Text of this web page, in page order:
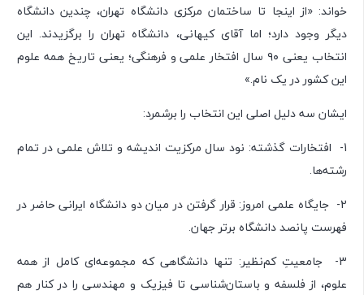
خواند: «از اینجا تا ساختمان مرکزی دانشگاه تهران، چندین دانشگاه
دیگر وجود دارد؛ اما آقای کیهانی، دانشگاه تهران را برگزیدند. این
انتخاب یعنی ۹۰ سال افتخار علمی و فرهنگی؛ یعنی تاریخ همه علوم
این کشور در یک نام.»
ایشان سه دلیل اصلی این انتخاب را برشمرد:
1- افتخارات گذشته: نود سال مرکزیت اندیشه و تلاش علمی در تمام
رشته‌ها.
2- جایگاه علمی امروز: قرار گرفتن در میان دو دانشگاه ایرانی حاضر در
فهرست پانصد دانشگاه برتر جهان.
3- جامعیتِ کم‌نظیر: تنها دانشگاهی که مجموعه‌ای کامل از همه
علوم، از فلسفه و باستان‌شناسی تا فیزیک و مهندسی را در کنار هم